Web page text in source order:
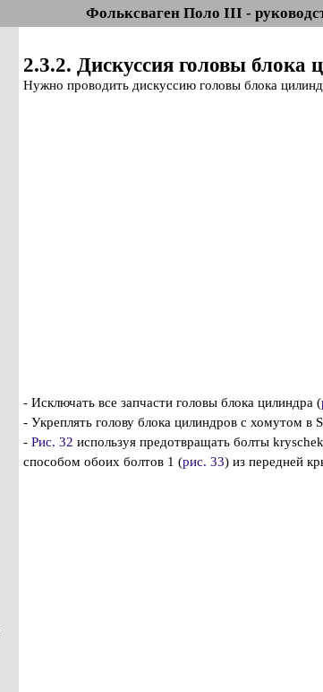
Фольксваген Поло III -
2.3.2. Дискуссия головы блока
Нужно проводить дискуссию головы блока
- Исключать все запчасти головы блока цилиндра (
- Укреплять голову блока цилиндров с хомутом в
- Рис. 32 используя предотвращать болты
способом обоих болтов 1 (рис. 33) из передней